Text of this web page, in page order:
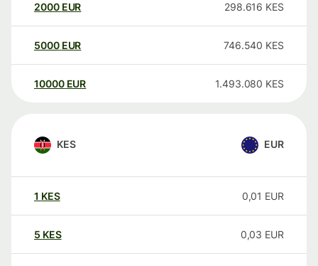
2000 EUR 298.616 KES
5000 EUR 746.540 KES
10000 EUR 1.493.080 KES
KES EUR
1 KES 0,01 EUR
5 KES 0,03 EUR